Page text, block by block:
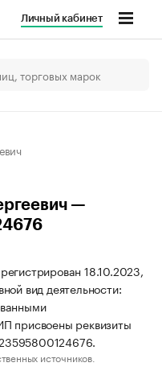
Личный кабинет
—
18.10.2023,
вид деятельности:
присвоены реквизиты
источников.